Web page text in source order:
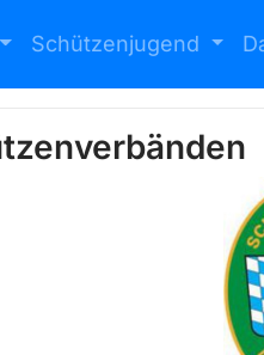
Schützenjugend